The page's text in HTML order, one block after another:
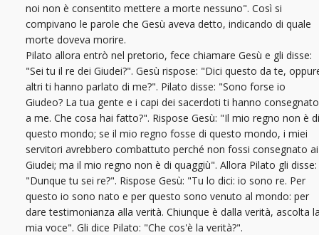
noi non è consentito mettere a morte nessuno". Così si
compivano le parole che Gesù aveva detto, indicando di quale
morte doveva morire.
Pilato allora entrò nel pretorio, fece chiamare Gesù e gli disse:
"Sei tu il re dei Giudei?". Gesù rispose: "Dici questo da te,
altri ti hanno parlato di me?". Pilato disse: "Sono forse io
Giudeo? La tua gente e i capi dei sacerdoti ti hanno consegnato
a me. Che cosa hai fatto?". Rispose Gesù: "Il mio regno non è di
questo mondo; se il mio regno fosse di questo mondo, i miei
servitori avrebbero combattuto perché non fossi consegnato ai
Giudei; ma il mio regno non è di quaggiù". Allora Pilato gli disse:
"Dunque tu sei re?". Rispose Gesù: "Tu lo dici: io sono re. Per
questo io sono nato e per questo sono venuto al mondo: per
dare testimonianza alla verità. Chiunque è dalla verità, ascolta
mia voce". Gli dice Pilato: "Che cos'è la verità?".